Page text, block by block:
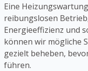
Eine
reibungslosen
Energieeffizienz und
können wir mögliche
gezielt beheben,
führen.